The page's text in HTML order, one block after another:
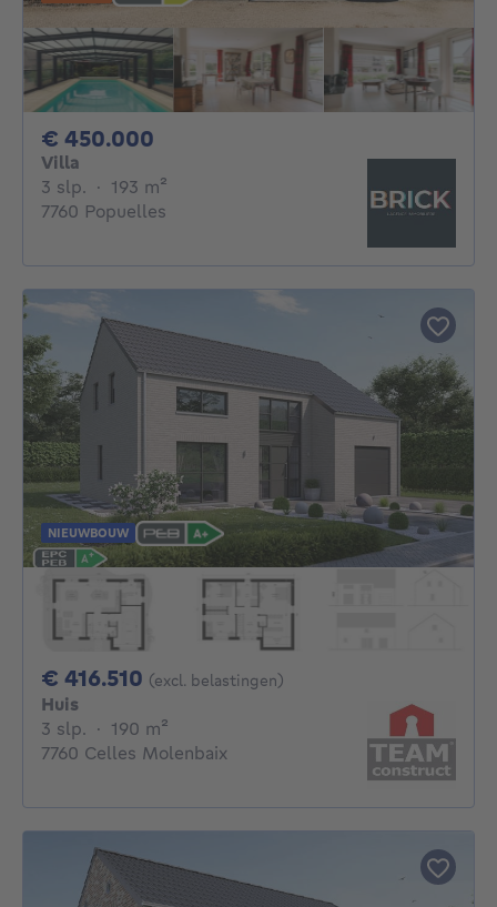
€ 450.000
Villa
3 slp. 3 slaapkamers
· 193 m²
7760 Popuelles
NIEUWBOUW
€ 416.510 416510€
(excl. belastingen)
Huis
3 slp. 3 slaapkamers
· 190 m²
7760 Celles Molenbaix